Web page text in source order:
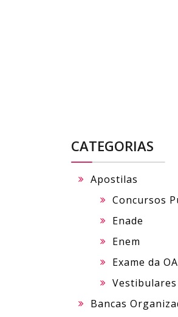
CATEGORIAS
Apostilas
Concursos
Enade
Enem
Exame da
Vestibulares
Bancas